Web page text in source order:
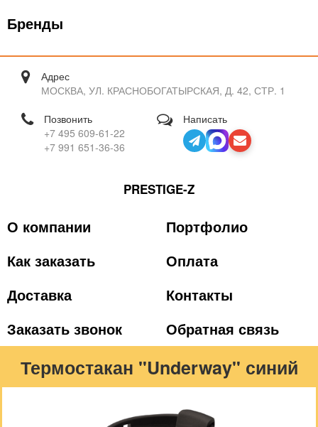
Бренды
Адрес
МОСКВА, УЛ. КРАСНОБОГАТЫРСКАЯ, Д. 42, СТР. 1
Позвонить
+7 495 609-61-22
+7 991 651-36-36
Написать
PRESTIGE-Z
О компании
Портфолио
Как заказать
Оплата
Доставка
Контакты
Заказать звонок
Обратная связь
Термостакан "Underway" синий